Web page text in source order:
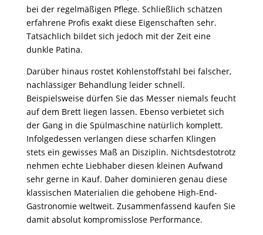
bei der regelmäßigen Pflege. Schließlich schätzen
erfahrene Profis exakt diese Eigenschaften sehr.
Tatsächlich bildet sich jedoch mit der Zeit eine
dunkle Patina.
Darüber hinaus rostet Kohlenstoffstahl bei falscher,
nachlässiger Behandlung leider schnell.
Beispielsweise dürfen Sie das Messer niemals feucht
auf dem Brett liegen lassen. Ebenso verbietet sich
der Gang in die Spülmaschine natürlich komplett.
Infolgedessen verlangen diese scharfen Klingen
stets ein gewisses Maß an Disziplin. Nichtsdestotrotz
nehmen echte Liebhaber diesen kleinen Aufwand
sehr gerne in Kauf. Daher dominieren genau diese
klassischen Materialien die gehobene High-End-
Gastronomie weltweit. Zusammenfassend kaufen Sie
damit absolut kompromisslose Performance.